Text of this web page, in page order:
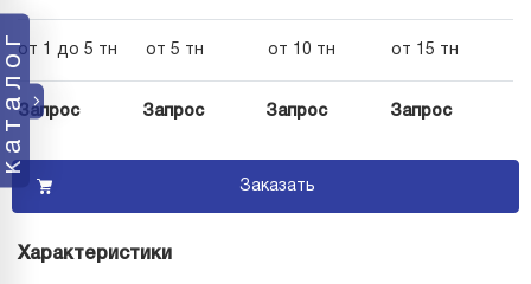
каталогот 1 до 5 тн от 5 тн от 10 тн от 15 тн
Запрос Запрос Запрос Запрос
Заказать
Характеристики